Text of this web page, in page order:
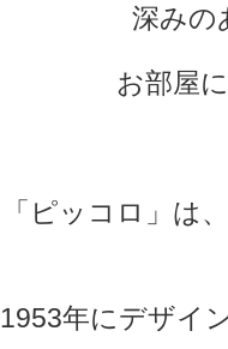
深みの
お部屋
「ピッコロ」は
1953年にデザイ